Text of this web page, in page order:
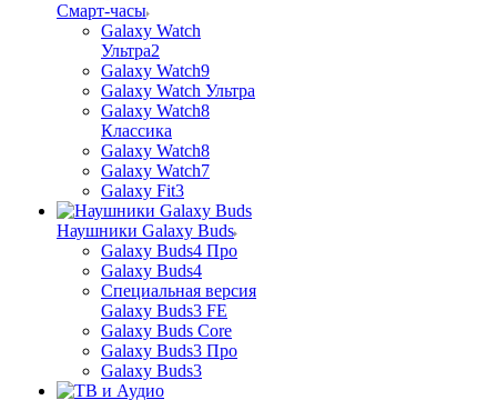
Смарт-часы
Galaxy Watch
Ультра2
Galaxy Watch9
Galaxy Watch Ультра
Galaxy Watch8
Классика
Galaxy Watch8
Galaxy Watch7
Galaxy Fit3
Наушники Galaxy Buds
Galaxy Buds4 Про
Galaxy Buds4
Специальная версия
Galaxy Buds3 FE
Galaxy Buds Core
Galaxy Buds3 Про
Galaxy Buds3